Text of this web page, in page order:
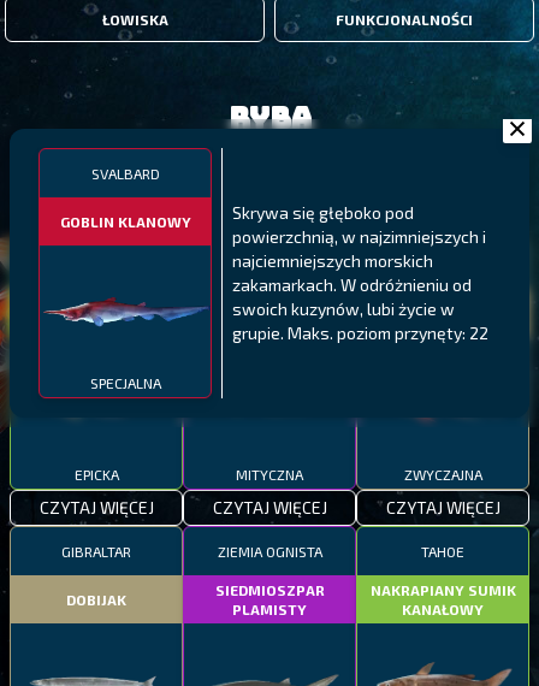
ŁOWISKA FUNKCJONALNOŚCI
SVALBARD
GOBLIN KLANOWY
SPECJALNA
Skrywa się głęboko pod
powierzchnią, w najzimniejszych i
najciemniejszych morskich
zakamarkach. W odróżnieniu od
swoich kuzynów, lubi życie w
grupie. Maks. poziom przynęty: 22
Ryba
PYSZCZAK ZACHODNI
EPICKA
CZYTAJ WIĘCEJ
PÓŁNOCNE FIORDY
LING
MITYCZNA
CZYTAJ WIĘCEJ
WYSPY GALAPAGOS
BODIAN
MEKSYKAŃSKI
ZWYCZAJNA
CZYTAJ WIĘCEJ
GIBRALTAR
DOBIJAK
ZIEMIA OGNISTA
SIEDMIOSZPAR
PLAMISTY
TAHOE
NAKRAPIANY SUMIK
KANAŁOWY